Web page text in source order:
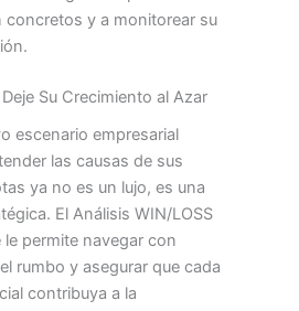
concretos y a monitorear su
Su Crecimiento al Azar
escenario empresarial
las causas de sus
ya no es un lujo, es una
El Análisis WIN/LOSS
le permite navegar con
rumbo y asegurar que cada
contribuya a la